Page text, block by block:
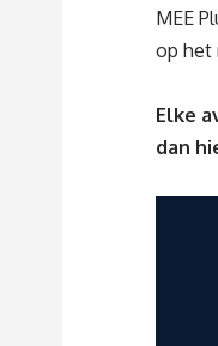
MEE
op het
Elke
dan